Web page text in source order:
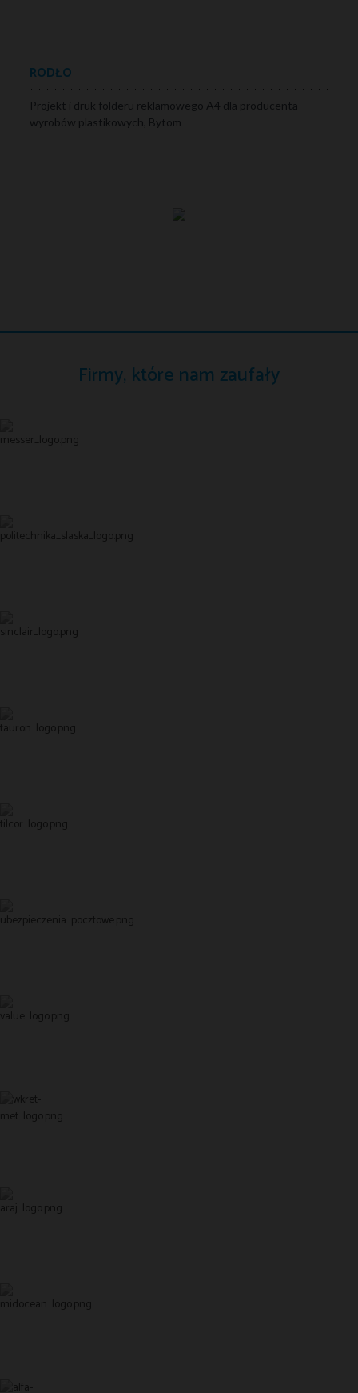
RODŁO
Projekt i druk folderu reklamowego A4 dla producenta
wyrobów plastikowych, Bytom
Firmy, które nam zaufały